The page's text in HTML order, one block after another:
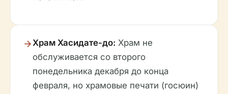
Храм Хасидате-до: Храм не
обслуживается со второго
понедельника декабря до конца
февраля, но храмовые печати (госюин)